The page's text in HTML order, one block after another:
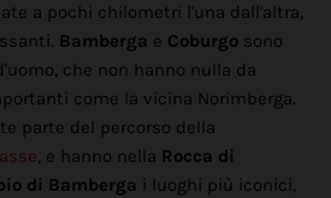
a pochi chilometri l'una dall'altra,
Bamberga e Coburgo sono
che non hanno nulla da
come la vicina Norimberga.
parte del percorso della
, e hanno nella Rocca di
di Bamberga i luoghi più iconici,